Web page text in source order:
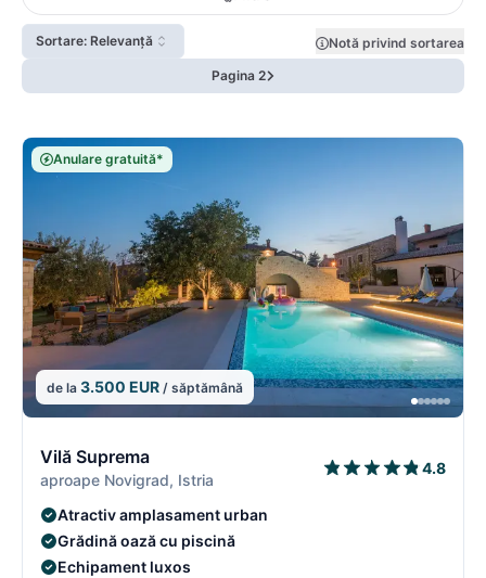
Sortare: Relevanță
Notă privind sortarea
Pagina 2
Anulare gratuită*
de la 3.500 EUR / săptămână
Vilă Suprema
aproape Novigrad, Istria
4.8
Atractiv amplasament urban
Grădină oază cu piscină
Echipament luxos